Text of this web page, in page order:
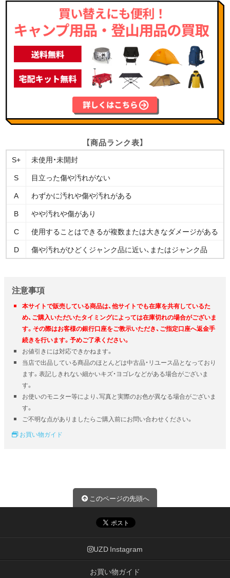
【商品ランク表】
S+
未使用・未開封
S
目立った傷や汚れがない
A
わずかに汚れや傷や汚れがある
B
やや汚れや傷があり
C
使用することはできるが複数または大きなダメージがある
D
傷や汚れがひどくジャンク品に近い、またはジャンク品
注意事項
本サイトで販売している商品は、他サイトでも在庫を共有しているた
め、ご購入いただいたタイミングによっては在庫切れの場合がございま
す。その際はお客様の銀行口座をご教示いただき、ご指定口座へ返金手
続きを行います。予めご了承ください。
お値引きには対応できかねます。
当店で出品している商品のほとんどは中古品・リユース品となっており
ます。表記しきれない細かいキズ・ヨゴレなどがある場合がございま
す。
お使いのモニター等により、写真と実際のお色が異なる場合がございま
す。
ご不明な点がありましたらご購入前にお問い合わせください。
お買い物ガイド
このページの先頭へ
UZD Instagram
お買い物ガイド